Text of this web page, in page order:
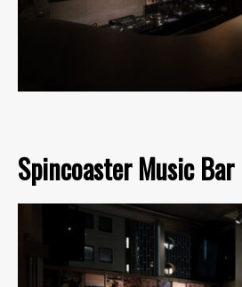
Spincoaster Music Bar